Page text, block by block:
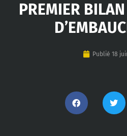
PREMIER
Publié 18